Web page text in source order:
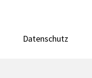
Datenschutz